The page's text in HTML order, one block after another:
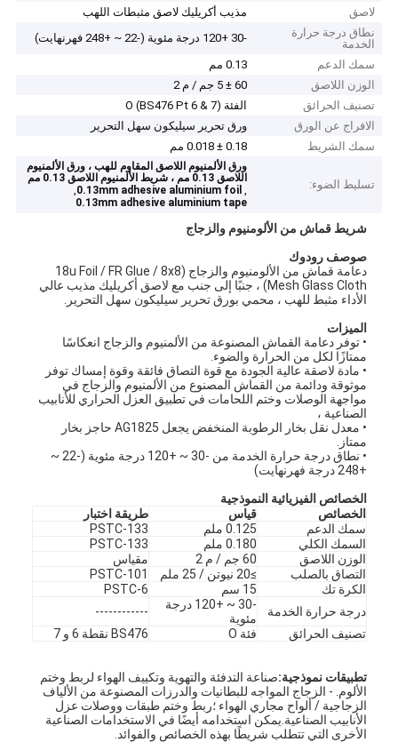
لاصق
مذيب أكريليك لاصق مثبطات اللهب
نطاق درجة حرارة
الخدمة
-30 +120 درجة مئوية (-22 ~ +248 فهرنهايت)
سمك الدعم
0.13 مم
الوزن اللاصق
60 ± 5 جم / م 2
تصنيف الحرائق
الفئة O (BS476 Pt 6 & 7)
الافراج عن الورق
ورق تحرير سيليكون سهل التحرير
سمك الشريط
0.18 ± 0.018 مم
تسليط الضوء:
ورق الألمنيوم اللاصق المقاوم للهب ، ورق الألمنيوم
اللاصق 0.13 مم ، شريط الألمنيوم اللاصق 0.13 مم
,
0.13mm adhesive aluminium foil
,
0.13mm adhesive aluminium tape
شريط قماش من الألومنيوم والزجاج
صوصف رودوك
دعامة قماش من الألومنيوم والزجاج (18u Foil / FR Glue / 8x8
Mesh Glass Cloth) ، جنبًا إلى جنب مع لاصق أكريليك مذيب عالي
الأداء مثبط للهب ، محمي بورق تحرير سيليكون سهل التحرير.
الميزات
• توفر دعامة القماش المصنوعة من الألمنيوم والزجاج انعكاسًا
ممتازًا لكل من الحرارة والضوء.
• مادة لاصقة عالية الجودة مع قوة التصاق فائقة وقوة إمساك توفر
موثوقة ودائمة من القماش المصنوع من الألمنيوم والزجاج في
مواجهة الوصلات وختم اللحامات في تطبيق العزل الحراري للأنابيب
الصناعية ،
• معدل نقل بخار الرطوبة المنخفض يجعل AG1825 حاجز بخار
ممتاز.
• نطاق درجة حرارة الخدمة من -30 ~ +120 درجة مئوية (-22 ~
+248 درجة فهرنهايت)
الخصائص الفيزيائية النموذجية
الخصائص
قياس
طريقة اختبار
سمك الدعم
0.125 ملم
PSTC-133
السمك الكلي
0.180 ملم
PSTC-133
الوزن اللاصق
60 جم ​​/ م 2
مقياس
التصاق بالصلب
≥20 نيوتن / 25 ملم
PSTC-101
الكرة تك
15 سم
PSTC-6
درجة حرارة الخدمة
-30 ~ +120 درجة
مئوية
------------
تصنيف الحرائق
فئة O BS476 نقطة 6 و 7
تطبيقات نموذجية:صناعة التدفئة والتهوية وتكييف الهواء لربط وختم
الألوم. - الزجاج المواجه للبطانيات والدرزات المصنوعة من الألياف
الزجاجية / ألواح مجاري الهواء ؛ربط وختم طبقات ووصلات عزل
الأنابيب الصناعية.يمكن استخدامه أيضًا في الاستخدامات الصناعية
الأخرى التي تتطلب شريطًا بهذه الخصائص والفوائد.